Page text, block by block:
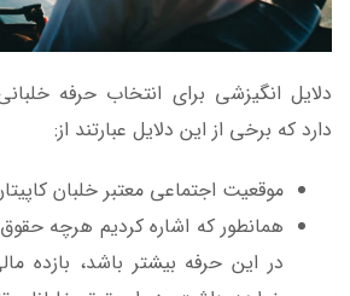
دلایل انگیزشی برای انتخاب حرفه
دارد که برخی از این دلایل عبارتند از:
موقعیت اجتماعی معتبر خلبان
همانطور که اشاره کردیم هرچه
در این حرفه بیشتر باشد، بازده